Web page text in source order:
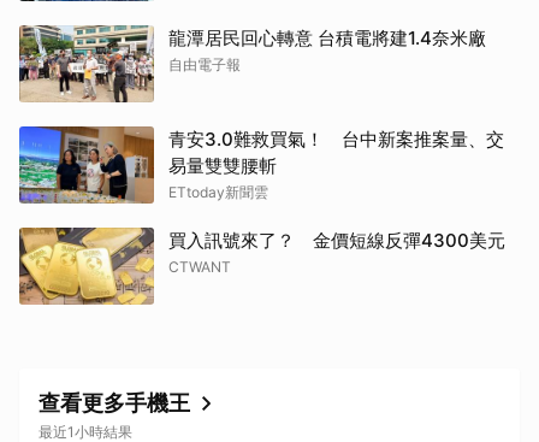
龍潭居民回心轉意 台積電將建1.4奈米廠
自由電子報
青安3.0難救買氣！ 台中新案推案量、交
易量雙雙腰斬
ETtoday新聞雲
買入訊號來了？ 金價短線反彈4300美元
CTWANT
查看更多手機王
最近1小時結果